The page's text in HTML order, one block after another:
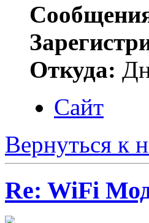
Откуда:
Сайт
Вернуться к
Re: WiFi